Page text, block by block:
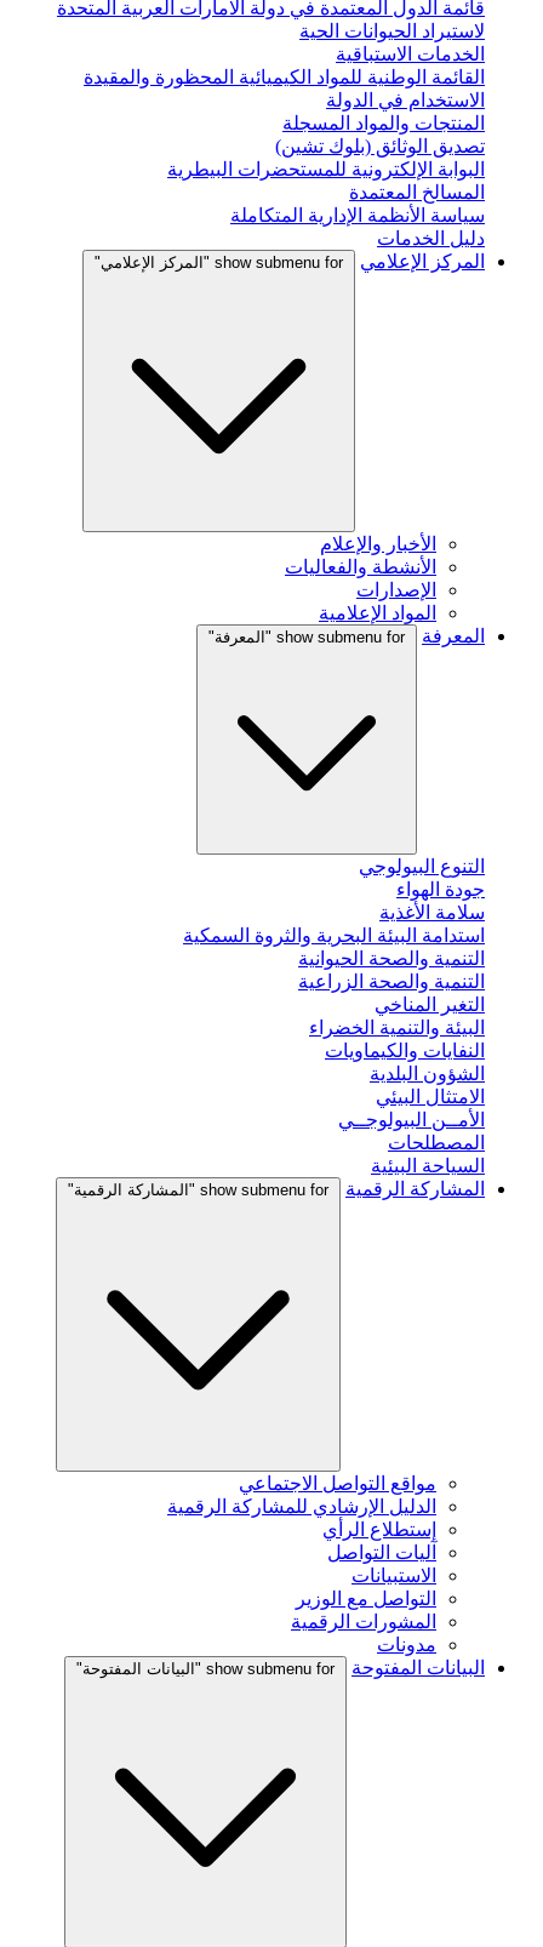
قائمة الدول المعتمدة في دولة الامارات العربية المتحدة
لاستيراد الحيوانات الحية
الخدمات الاستباقية
القائمة الوطنية للمواد الكيميائية المحظورة والمقيدة
الاستخدام في الدولة
المنتجات والمواد المسجلة
تصديق الوثائق (بلوك تشين)
البوابة الإلكترونية للمستحضرات البيطرية
المسالخ المعتمدة
سياسة الأنظمة الإدارية المتكاملة
دليل الخدمات
المركز الإعلامي
show submenu for "المركز الإعلامي"
الأخبار والإعلام
الأنشطة والفعاليات
الإصدارات
المواد الإعلامية
المعرفة
show submenu for "المعرفة"
التنوع البيولوجي
جودة الهواء
سلامة الأغذية
استدامة البيئة البحرية والثروة السمكية
التنمية والصحة الحيوانية
التنمية والصحة الزراعية
التغير المناخي
البيئة والتنمية الخضراء
النفايات والكيماويات
الشؤون البلدية
الامتثال البيئي
الأمــن البيولوجــي
المصطلحات
السياحة البيئية
المشاركة الرقمية
show submenu for "المشاركة الرقمية"
مواقع التواصل الاجتماعي
الدليل الإرشادي للمشاركة الرقمية
إستطلاع الرأي
آليات التواصل
الاستبيانات
التواصل مع الوزير
المشورات الرقمية
مدونات
البيانات المفتوحة
show submenu for "البيانات المفتوحة"